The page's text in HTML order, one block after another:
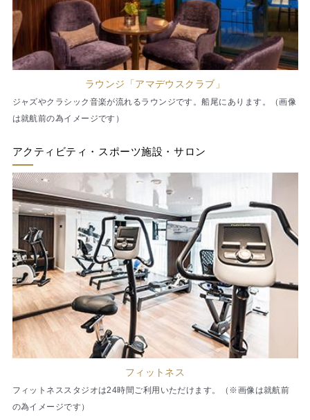
ラウンジ「アマデウスクラブ」
ジャズやクラシック音楽が流れるラウンジです。船尾にあります。（画像
は就航前の為イメージです）
アクティビティ・スポーツ施設・サロン
フィットネス
フィットネススタジオは24時間ご利用いただけます。（※画像は就航前
の為イメージです）